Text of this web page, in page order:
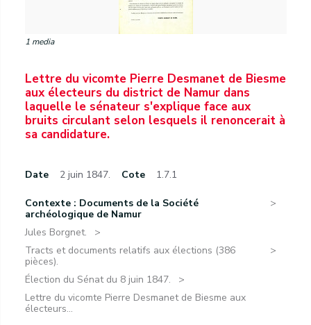
1 media
Lettre du vicomte Pierre Desmanet de Biesme
aux électeurs du district de Namur dans
laquelle le sénateur s'explique face aux
bruits circulant selon lesquels il renoncerait à
sa candidature.
Date 2 juin 1847. Cote 1.7.1
Contexte : Documents de la Société
archéologique de Namur
Jules Borgnet.
Tracts et documents relatifs aux élections (386
pièces).
Élection du Sénat du 8 juin 1847.
Lettre du vicomte Pierre Desmanet de Biesme aux
électeurs...